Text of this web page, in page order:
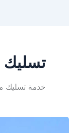
تسليك
خدمة تسليك